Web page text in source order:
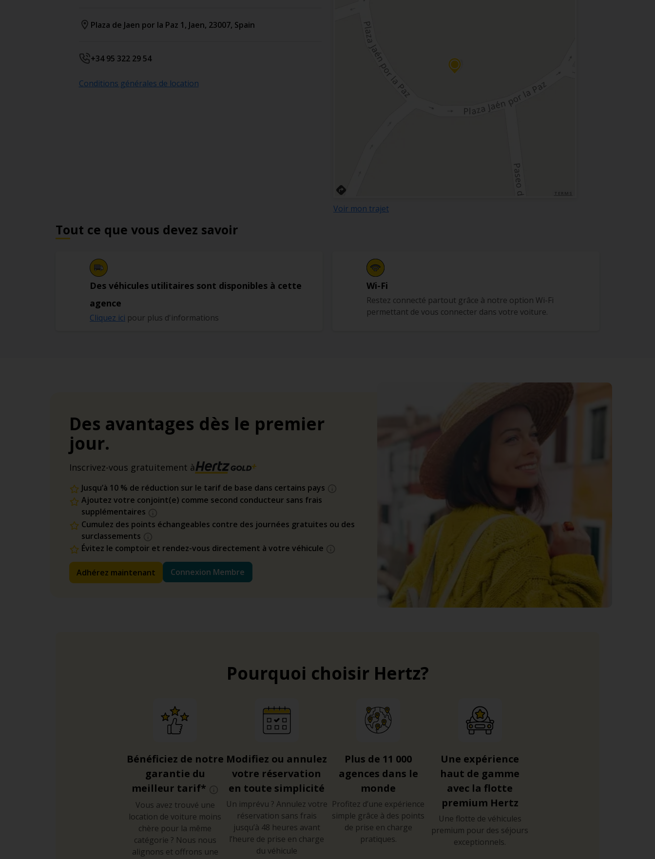
Plaza de Jaen por la Paz 1, Jaen, 23007, Spain
+34 95 322 29 54
Conditions générales de location
Voir mon trajet
Tout ce que vous devez savoir
Des véhicules utilitaires sont disponibles à cette
agence
Cliquez ici pour plus d'informations
Wi-Fi
Restez connecté partout grâce à notre option Wi-Fi
permettant de vous connecter dans votre voiture.
Des avantages dès le premier
jour.
Inscrivez-vous gratuitement à
Jusqu’à 10 % de réduction sur le tarif de base dans certains pays
Ajoutez votre conjoint(e) comme second conducteur sans frais
supplémentaires
Cumulez des points échangeables contre des journées gratuites ou des
surclassements
Évitez le comptoir et rendez-vous directement à votre véhicule
Adhérez maintenant Connexion Membre
Pourquoi choisir Hertz?
Bénéficiez de notre
garantie du
meilleur tarif*
Vous avez trouvé une
location de voiture moins
chère pour la même
catégorie ? Nous nous
alignons et offrons une
Modifiez ou annulez
votre réservation
en toute simplicité
Un imprévu ? Annulez votre
réservation sans frais
jusqu’à 48 heures avant
l’heure de prise en charge
du véhicule
Plus de 11 000
agences dans le
monde
Profitez d’une expérience
simple grâce à des points
de prise en charge
pratiques.
Une expérience
haut de gamme
avec la flotte
premium Hertz
Une flotte de véhicules
premium pour des séjours
exceptionnels.